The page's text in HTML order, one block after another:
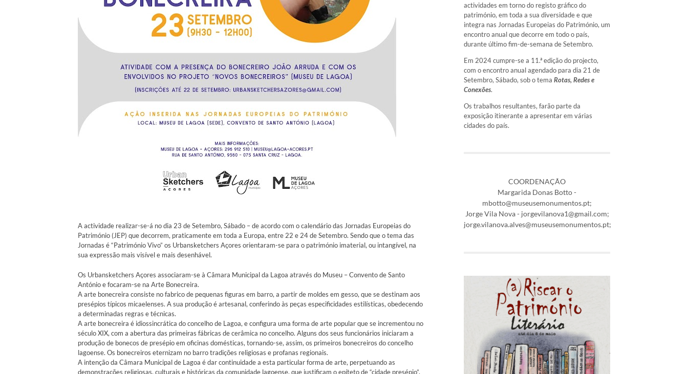
A actividade realizar-se-á no dia 23 de Setembro, Sábado – de acordo com o calendário das Jornadas Europeias do
Património (JEP) que decorrem, praticamente em toda a Europa, entre 22 e 24 de Setembro. Sendo que o tema das
Jornadas é “Património Vivo” os Urbansketchers Açores orientaram-se para o património imaterial, ou intangível, na
sua expressão mais visível e mais desenhável.
Os Urbansketchers Açores associaram-se à Câmara Municipal da Lagoa através do Museu – Convento de Santo
António e focaram-se na Arte Bonecreira.
A arte bonecreira consiste no fabrico de pequenas figuras em barro, a partir de moldes em gesso, que se destinam aos
presépios típicos micaelenses. A sua produção é artesanal, conferindo às peças especificidades estilísticas, obedecendo
a determinadas regras e técnicas.
A arte bonecreira é idiossincrática do concelho de Lagoa, e configura uma forma de arte popular que se incrementou no
século XIX, com a abertura das primeiras fábricas de cerâmica no concelho. Alguns dos seus funcionários iniciaram a
produção de bonecos de presépio em oficinas domésticas, tornando-se, assim, os primeiros bonecreiros do concelho
lagoense. Os bonecreiros eternizam no barro tradições religiosas e profanas regionais.
A intenção da Câmara Municipal de Lagoa é dar continuidade a esta particular forma de arte, perpetuando as
demonstrações religiosas, culturais e históricas da comunidade lagoense, que justificam o epíteto de “cidade presépio”,
actividades em torno do registo gráfico do
património, em toda a sua diversidade e que
integra nas Jornadas Europeias do Património, um
encontro anual que decorre em todo o país,
durante último fim-de-semana de Setembro.
Em 2024 cumpre-se a 11.ª edição do projecto,
com o encontro anual agendado para dia 21 de
Setembro, Sábado, sob o tema Rotas, Redes e
Conexões.
Os trabalhos resultantes, farão parte da
exposição itinerante a apresentar em várias
cidades do país.
COORDENAÇÃO
Margarida Donas Botto -
mbotto@museusemonumentos.pt;
Jorge Vila Nova - jorgevilanova1@gmail.com;
jorge.vilanova.alves@museusemonumentos.pt;